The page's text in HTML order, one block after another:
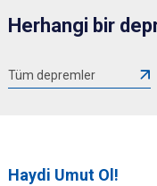
Herhangi bir
Tüm depremler
Haydi Umut Ol!